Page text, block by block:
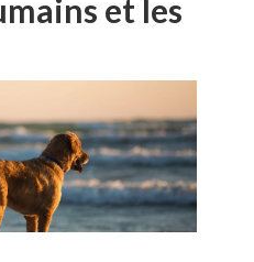
et les